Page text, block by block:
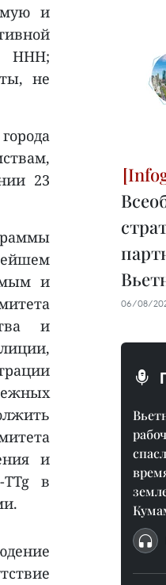
и
ННН;
не
23
и
и
и
в
06/08/